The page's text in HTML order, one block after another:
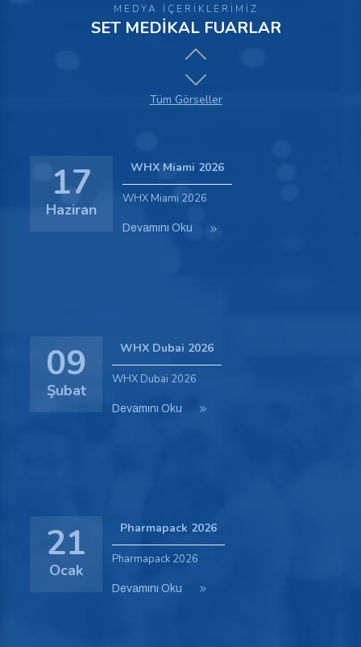
MEDYA İÇERİKLERİMİZ
SET MEDİKAL FUARLAR
Tüm Görseller
17
Haziran
WHX Miami 2026
WHX Miami 2026
Devamını Oku
09
Şubat
WHX Dubai 2026
WHX Dubai 2026
Devamını Oku
21
Ocak
Pharmapack 2026
Pharmapack 2026
Devamını Oku